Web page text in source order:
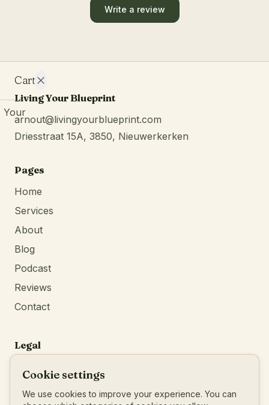
Write a review
Cart
Your
cart is
empty.
Living Your Blueprint
arnout@livingyourblueprint.com
Driesstraat 15A, 3850, Nieuwerkerken
Pages
Home
Services
About
Blog
Podcast
Reviews
Contact
Legal
Cookie settings
We use cookies to improve your experience. You can